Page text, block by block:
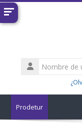
Salta al contenido principal
Nombre
de
Prodetur